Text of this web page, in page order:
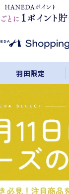
羽田限定